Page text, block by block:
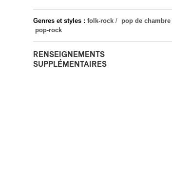
Genres et styles : folk-rock / pop de chambre
pop-rock
RENSEIGNEMENTS
SUPPLÉMENTAIRES